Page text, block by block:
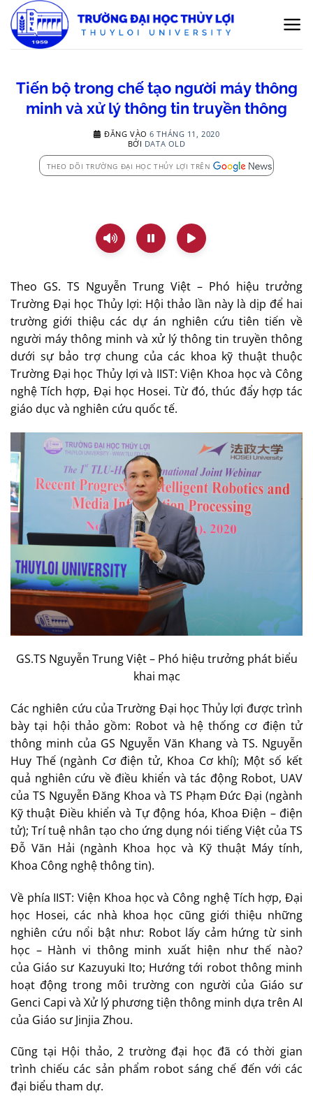
qua
nội
Tiến bộ trong chế tạo người máy thông
minh và xử lý thông tin truyền thông
ĐĂNG VÀO6 THÁNG 11, 2020
BỞI DATA OLD
THEO DÕI TRƯỜNG ĐẠI HỌC THỦY LỢI TRÊN
Theo GS. TS Nguyễn Trung Việt – Phó hiệu trưởng
Trường Đại học Thủy lợi: Hội thảo lần này là dịp để hai
trường giới thiệu các dự án nghiên cứu tiên tiến về
người máy thông minh và xử lý thông tin truyền thông
dưới sự bảo trợ chung của các khoa kỹ thuật thuộc
Trường Đại học Thủy lợi và IIST: Viện Khoa học và Công
nghệ Tích hợp, Đại học Hosei. Từ đó, thúc đẩy hợp tác
giáo dục và nghiên cứu quốc tế.
GS.TS Nguyễn Trung Việt – Phó hiệu trưởng phát biểu
khai mạc
Các nghiên cứu của Trường Đại học Thủy lợi được trình
bày tại hội thảo gồm: Robot và hệ thống cơ điện tử
thông minh của GS Nguyễn Văn Khang và TS. Nguyễn
Huy Thế (ngành Cơ điện tử, Khoa Cơ khí); Một số kết
quả nghiên cứu về điều khiển và tác động Robot, UAV
của TS Nguyễn Đăng Khoa và TS Phạm Đức Đại (ngành
Kỹ thuật Điều khiển và Tự động hóa, Khoa Điện – điện
tử); Trí tuệ nhân tạo cho ứng dụng nói tiếng Việt của TS
Đỗ Văn Hải (ngành Khoa học và Kỹ thuật Máy tính,
Khoa Công nghệ thông tin).
Về phía IIST: Viện Khoa học và Công nghệ Tích hợp, Đại
học Hosei, các nhà khoa học cũng giới thiệu những
nghiên cứu nổi bật như: Robot lấy cảm hứng từ sinh
học – Hành vi thông minh xuất hiện như thế nào?
của Giáo sư Kazuyuki Ito; Hướng tới robot thông minh
hoạt động trong môi trường con người của Giáo sư
Genci Capi và Xử lý phương tiện thông minh dựa trên AI
của Giáo sư Jinjia Zhou.
Cũng tại Hội thảo, 2 trường đại học đã có thời gian
trình chiếu các sản phẩm robot sáng chế đến với các
đại biểu tham dự.